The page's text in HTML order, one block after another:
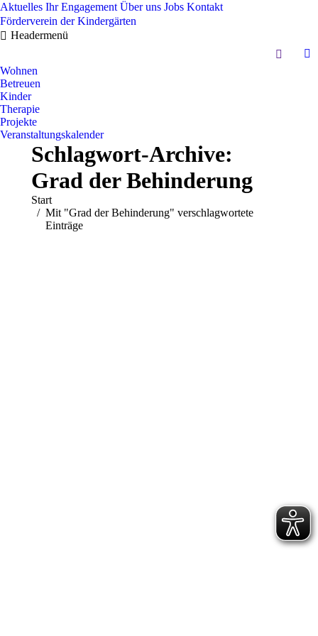
Aktuelles Ihr Engagement Über uns Jobs Kontakt
Förderverein der Kindergärten
Headermenü
Search:
Wohnen
Betreuen
Kinder
Therapie
Projekte
Veranstaltungskalender
Schlagwort-Archive:
Grad der Behinderung
Sie befinden sich hier:
Start
Mit "Grad der Behinderung" verschlagwortete
Einträge